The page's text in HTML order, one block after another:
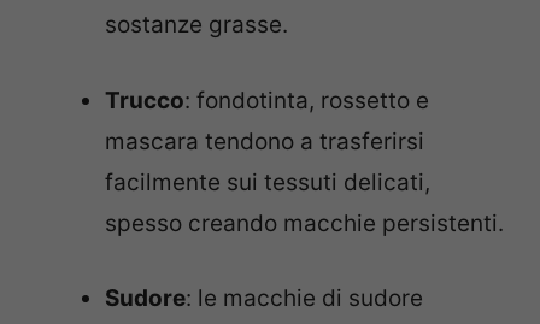
sostanze grasse.
Trucco: fondotinta, rossetto e
mascara tendono a trasferirsi
facilmente sui tessuti delicati,
spesso creando macchie persistenti.
Sudore: le macchie di sudore